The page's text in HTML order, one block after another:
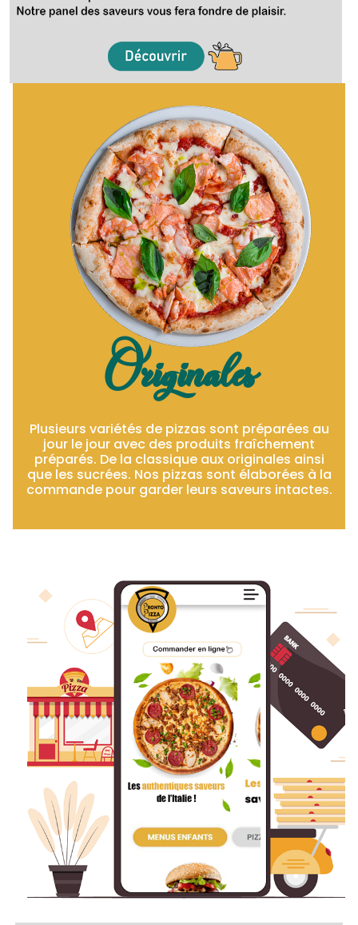
Originales
Plusieurs variétés de pizzas sont préparées au
jour le jour avec des produits fraîchement
préparés. De la classique aux originales ainsi
que les sucrées. Nos pizzas sont élaborées à la
commande pour garder leurs saveurs intactes.